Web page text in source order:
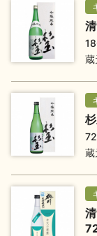
地酒・
蔵
蔵